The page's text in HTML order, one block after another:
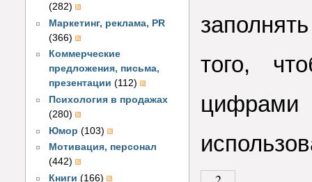
(282)
Маркетинг, реклама, PR
(366)
Коммерческие
предложения, письма,
презентации (112)
Психология в продажах
(280)
Юмор (103)
Мотивация, персонал
(442)
Книги (166)
того,
цифрами